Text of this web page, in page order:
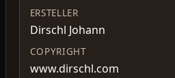
ERSTELLER
Dirschl Johann
COPYRIGHT
www.dirschl.com